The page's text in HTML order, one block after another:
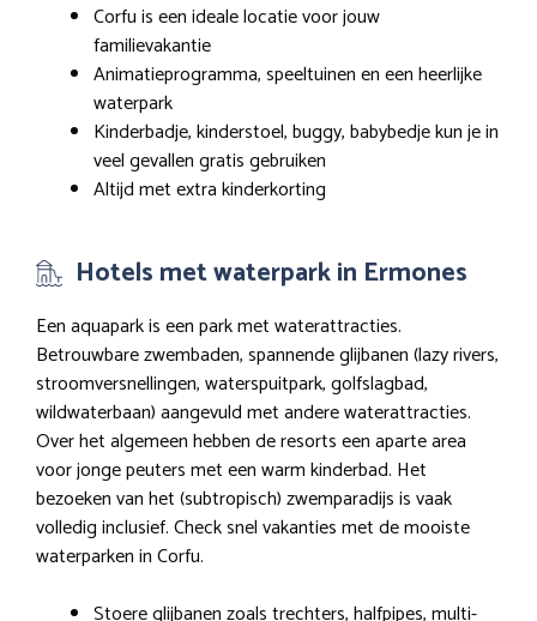
Corfu is een ideale locatie voor jouw
familievakantie
Animatieprogramma, speeltuinen en een heerlijke
waterpark
Kinderbadje, kinderstoel, buggy, babybedje kun je in
veel gevallen gratis gebruiken
Altijd met extra kinderkorting
Hotels met waterpark in Ermones
Een aquapark is een park met waterattracties.
Betrouwbare zwembaden, spannende glijbanen (lazy rivers,
stroomversnellingen, waterspuitpark, golfslagbad,
wildwaterbaan) aangevuld met andere waterattracties.
Over het algemeen hebben de resorts een aparte area
voor jonge peuters met een warm kinderbad. Het
bezoeken van het (subtropisch) zwemparadijs is vaak
volledig inclusief. Check snel vakanties met de mooiste
waterparken in Corfu.